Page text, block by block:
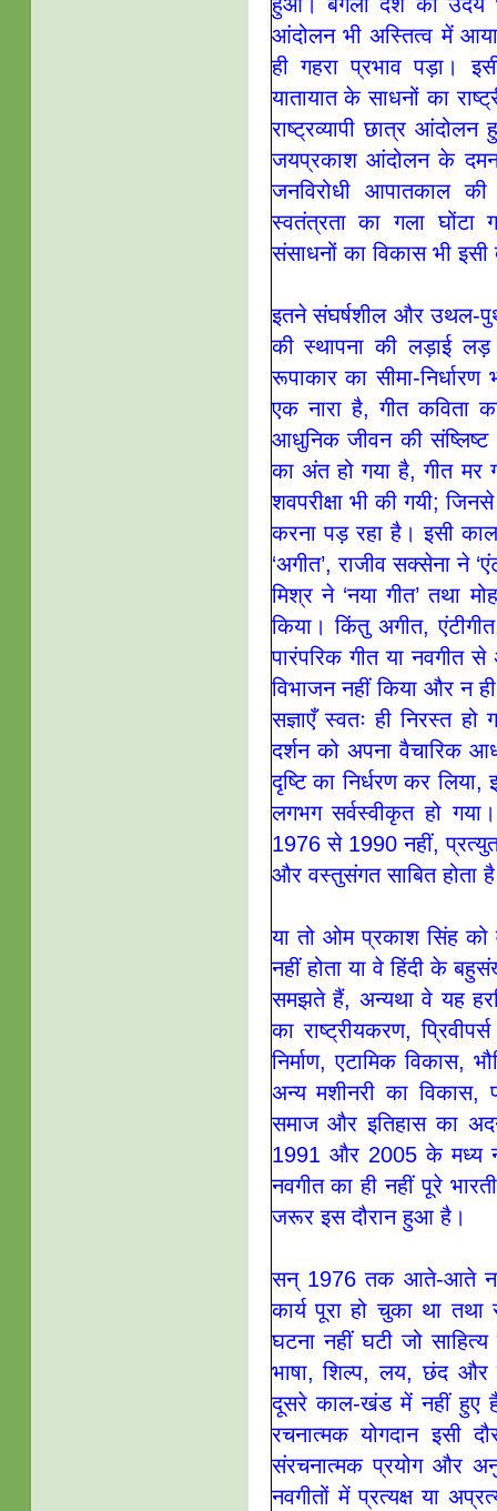
आंदोलन भी अस्तित्व में
ही गहरा प्रभाव पड़ा।
यातायात के साधनों का
राष्ट्रव्यापी छात्र
जयप्रकाश आंदोलन के
जनविरोधी आपातकाल
स्वतंत्रता का गला घोंटा
संसाधनों का विकास भी
इतने संघर्षशील और उथल-
की स्थापना की लड़ाई लड़
रूपाकार का सीमा-
एक नारा है, गीत कविता
आधुनिक जीवन की संष्लिष्ट
का अंत हो गया है, गीत मर
शवपरीक्षा भी की गयी;
करना पड़ रहा है। इसी
‘अगीत’, राजीव सक्सेना ने
मिश्र ने ‘नया गीत’ तथा
किया। किंतु अगीत,
पारंपरिक गीत या नवगीत
विभाजन नहीं किया और न
सज्ञाएँ स्वतः ही निरस्त
दर्शन को अपना वैचारिक
दृष्टि का निर्धरण कर लिया,
लगभग सर्वस्वीकृत हो
1976 से 1990 नहीं,
और वस्तुसंगत साबित होता
या तो ओम प्रकाश सिंह को
नहीं होता या वे हिंदी के
समझते हैं, अन्यथा वे यह
का राष्ट्रीयकरण,
निर्माण, एटामिक विकास,
अन्य मशीनरी का विकास,
समाज और इतिहास का
1991 और 2005 के मध्य
नवगीत का ही नहीं पूरे
जरूर इस दौरान हुआ है।
सन् 1976 तक आते-आते
कार्य पूरा हो चुका था
घटना नहीं घटी जो
भाषा, शिल्प, लय, छंद और
दूसरे काल-खंड में नहीं हुए
रचनात्मक योगदान इसी
संरचनात्मक प्रयोग और
नवगीतों में प्रत्यक्ष या